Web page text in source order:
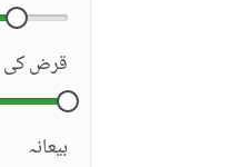
قرض
بیعانہ